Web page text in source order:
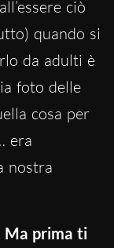
ciò
quando si
da adulti è
foto delle
cosa per
era
nostra
Ma prima ti